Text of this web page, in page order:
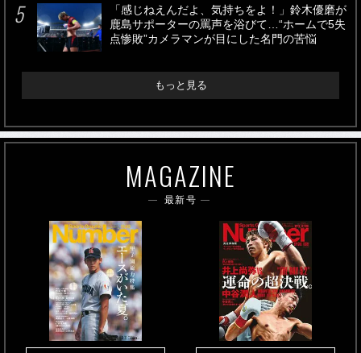
「感じねえんだよ、気持ちをよ！」鈴木優磨が
鹿島サポーターの罵声を浴びて…“ホームで5失
点惨敗”カメラマンが目にした名門の苦悩
もっと見る
MAGAZINE
最新号